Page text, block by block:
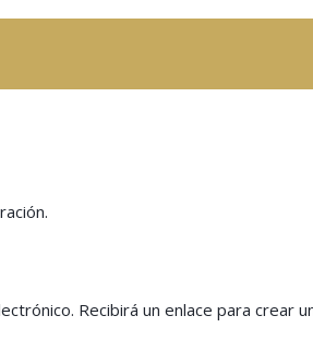
Recibirá un enlace para crear